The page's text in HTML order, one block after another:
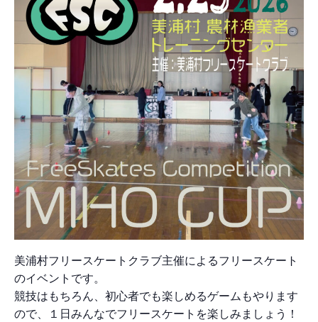
美浦村フリースケートクラブ主催によるフリースケート
のイベントです。
競技はもちろん、初心者でも楽しめるゲームもやります
ので、１日みんなでフリースケートを楽しみましょう！